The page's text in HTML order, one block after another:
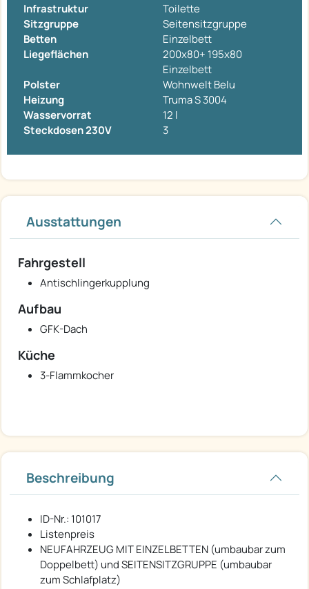
Infrastruktur
Toilette
Sitzgruppe
Seitensitzgruppe
Betten
Einzelbett
Liegeflächen
200x80+ 195x80
Einzelbett
Polster
Wohnwelt Belu
Heizung
Truma S 3004
Wasservorrat
12 l
Steckdosen 230V
3
Ausstattungen
Fahrgestell
Antischlingerkupplung
Aufbau
GFK-Dach
Küche
3-Flammkocher
Beschreibung
ID-Nr.: 101017
Listenpreis
NEUFAHRZEUG MIT EINZELBETTEN (umbaubar zum
Doppelbett) und SEITENSITZGRUPPE (umbaubar
zum Schlafplatz)